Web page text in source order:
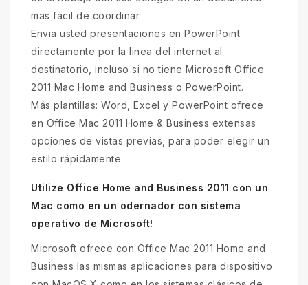
mas fácil de coordinar.
Envia usted presentaciones en PowerPoint
directamente por la linea del internet al
destinatorio, incluso si no tiene Microsoft Office
2011 Mac Home and Business o PowerPoint.
Más plantillas: Word, Excel y PowerPoint ofrece
en Office Mac 2011 Home & Business extensas
opciones de vistas previas, para poder elegir un
estilo rápidamente.
Utilize Office Home and Business 2011 con un
Mac como en un odernador con sistema
operativo de Microsoft!
Microsoft ofrece con Office Mac 2011 Home and
Business las mismas aplicaciones para dispositivo